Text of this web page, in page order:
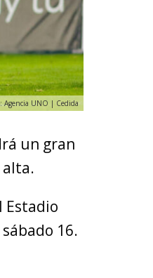
Agencia UNO | Cedida
un gran
alta.
Estadio
16.